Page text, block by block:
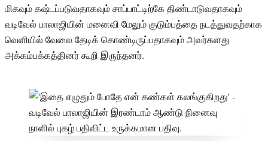
மிகவும் கஷ்டப்படுவதாகவும் சாப்பாட்டிற்கே திண்டாடுவதாகவும்
வடிவேல் பாலாஜியின் மனைவி மேலும் குடும்பத்தை நடத்துவதற்காக
வெளியில் வேலை தேடிக் கொண்டிருப்பதாகவும் அவர்களது
அக்கம்பக்கத்தினர் கூறி இருந்தனர்.